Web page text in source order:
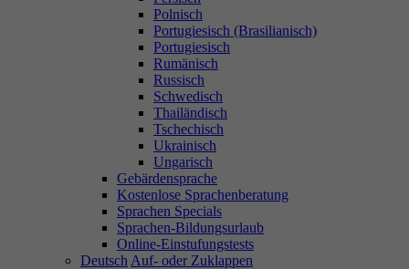
Polnisch
Portugiesisch (Brasilianisch)
Portugiesisch
Rumänisch
Russisch
Schwedisch
Thailändisch
Tschechisch
Ukrainisch
Ungarisch
Gebärdensprache
Kostenlose Sprachenberatung
Sprachen Specials
Sprachen-Bildungsurlaub
Online-Einstufungstests
Deutsch Auf- oder Zuklappen